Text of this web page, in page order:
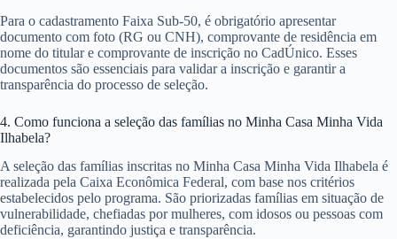
Para o cadastramento Faixa Sub-50, é obrigatório apresentar
documento com foto (RG ou CNH), comprovante de residência em
nome do titular e comprovante de inscrição no CadÚnico. Esses
documentos são essenciais para validar a inscrição e garantir a
transparência do processo de seleção.
4. Como funciona a seleção das famílias no Minha Casa Minha Vida
Ilhabela?
A seleção das famílias inscritas no Minha Casa Minha Vida Ilhabela é
realizada pela Caixa Econômica Federal, com base nos critérios
estabelecidos pelo programa. São priorizadas famílias em situação de
vulnerabilidade, chefiadas por mulheres, com idosos ou pessoas com
deficiência, garantindo justiça e transparência.